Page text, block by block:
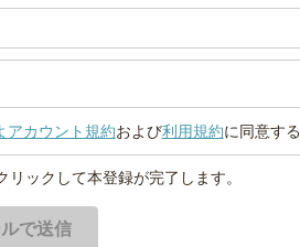
アカウント規約および利用規約に同意する
ックして本登録が完了します。